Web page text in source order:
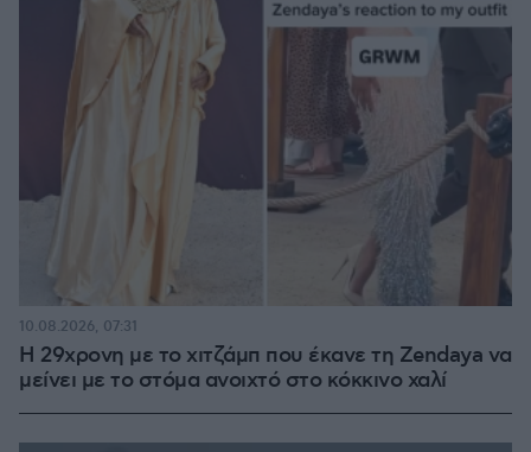
Η 29χρονη με το χιτζάμπ που έκανε τη Zendaya να
μείνει με το στόμα ανοιχτό στο κόκκινο χαλί
10.08.2026, 07:31